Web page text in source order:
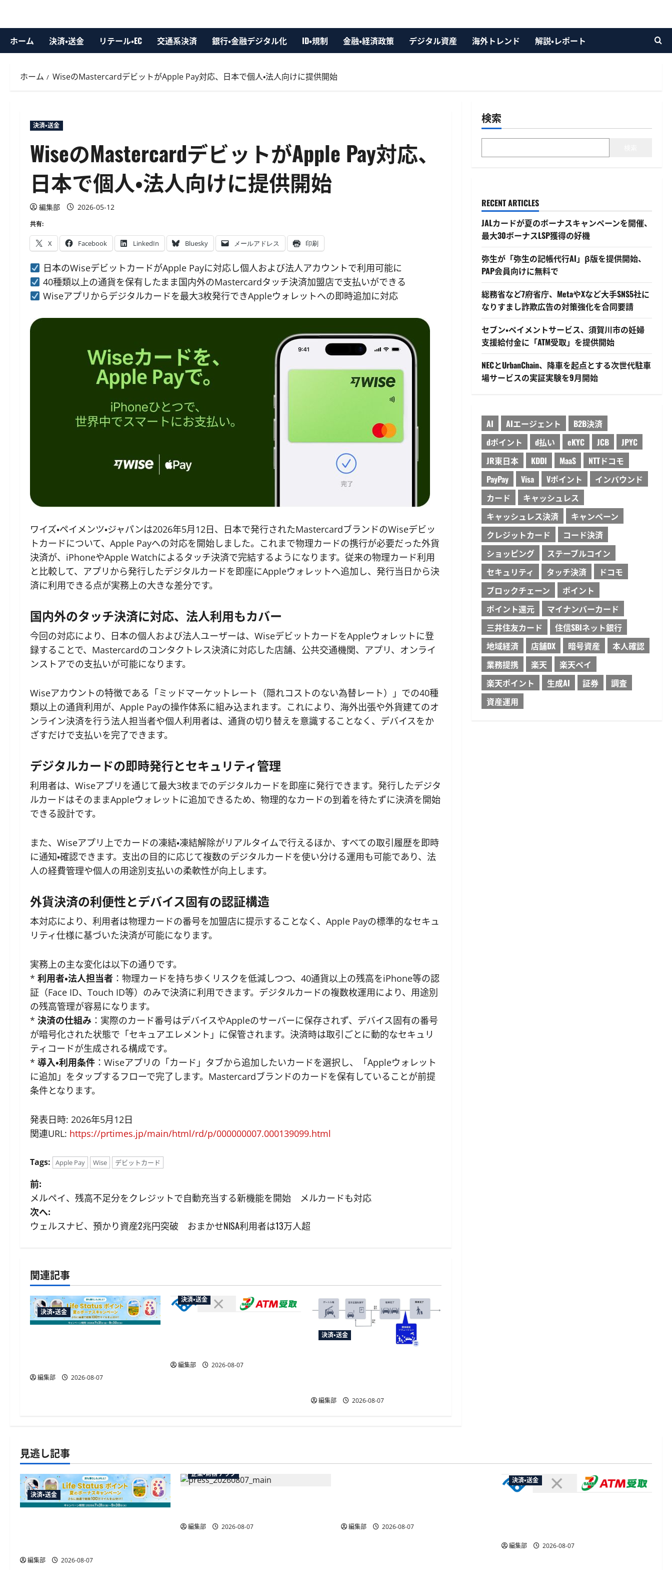
ホーム 決済・送金 リテール・EC 交通系決済 銀行・金融デジタル化 ID・規制 金融・経済政策 デジタル資産 海外トレンド 解説・レポート
ホーム WiseのMastercardデビットがApple Pay対応、日本で個人・法人向けに提供開始
決済・送金
WiseのMastercardデビットがApple Pay対応、
日本で個人・法人向けに提供開始
編集部 2026-05-12
共有:
X Facebook LinkedIn Bluesky メールアドレス 印刷
日本のWiseデビットカードがApple Payに対応し個人および法人アカウントで利用可能に
40種類以上の通貨を保有したまま国内外のMastercardタッチ決済加盟店で支払いができる
Wiseアプリからデジタルカードを最大3枚発行できAppleウォレットへの即時追加に対応
ワイズ・ペイメンツ・ジャパンは2026年5月12日、日本で発行されたMastercardブランドのWiseデビッ
トカードについて、Apple Payへの対応を開始しました。これまで物理カードの携行が必要だった外貨
決済が、iPhoneやApple Watchによるタッチ決済で完結するようになります。従来の物理カード利用
と比較して、アプリから発行したデジタルカードを即座にAppleウォレットへ追加し、発行当日から決
済に利用できる点が実務上の大きな差分です。
国内外のタッチ決済に対応、法人利用もカバー
今回の対応により、日本の個人および法人ユーザーは、WiseデビットカードをAppleウォレットに登
録することで、Mastercardのコンタクトレス決済に対応した店舗、公共交通機関、アプリ、オンライ
ンストアでの支払いが可能になります。
Wiseアカウントの特徴である「ミッドマーケットレート（隠れコストのない為替レート）」での40種
類以上の通貨利用が、Apple Payの操作体系に組み込まれます。これにより、海外出張や外貨建てのオ
ンライン決済を行う法人担当者や個人利用者は、通貨の切り替えを意識することなく、デバイスをか
ざすだけで支払いを完了できます。
デジタルカードの即時発行とセキュリティ管理
利用者は、Wiseアプリを通じて最大3枚までのデジタルカードを即座に発行できます。発行したデジタ
ルカードはそのままAppleウォレットに追加できるため、物理的なカードの到着を待たずに決済を開始
できる設計です。
また、Wiseアプリ上でカードの凍結・凍結解除がリアルタイムで行えるほか、すべての取引履歴を即時
に通知・確認できます。支出の目的に応じて複数のデジタルカードを使い分ける運用も可能であり、法
人の経費管理や個人の用途別支払いの柔軟性が向上します。
外貨決済の利便性とデバイス固有の認証構造
本対応により、利用者は物理カードの番号を加盟店に提示することなく、Apple Payの標準的なセキュ
リティ仕様に基づいた決済が可能になります。
実務上の主な変化は以下の通りです。
* 利用者・法人担当者 ：物理カードを持ち歩くリスクを低減しつつ、40通貨以上の残高をiPhone等の認
証（Face ID、Touch ID等）のみで決済に利用できます。デジタルカードの複数枚運用により、用途別
の残高管理が容易になります。
* 決済の仕組み ：実際のカード番号はデバイスやAppleのサーバーに保存されず、デバイス固有の番号
が暗号化された状態で「セキュアエレメント」に保管されます。決済時は取引ごとに動的なセキュリ
ティコードが生成される構成です。
* 導入・利用条件 ：Wiseアプリの「カード」タブから追加したいカードを選択し、「Appleウォレット
に追加」をタップするフローで完了します。Mastercardブランドのカードを保有していることが前提
条件となります。
発表日時: 2026年5月12日
関連URL: https://prtimes.jp/main/html/rd/p/000000007.000139099.html
Tags: Apple Pay Wise デビットカード
投
稿
ナ
ゲ
ー
シ
前:
メルペイ、残高不足分をクレジットで自動充当する新機能を開始 メルカードも対応
次へ:
ウェルスナビ、預かり資産2兆円突破 おまかせNISA利用者は13万人超
関連記事
決済・送金
編集部 2026-08-07
決済・送金
編集部 2026-08-07
決済・送金
編集部 2026-08-07
検索
RECENT ARTICLES
JALカードが夏のボーナスキャンペーンを開催、
最大30ボーナスLSP獲得の好機
弥生が「弥生の記帳代行AI」β版を提供開始、
PAP会員向けに無料で
総務省など7府省庁、MetaやXなど大手SNS5社に
なりすまし詐欺広告の対策強化を合同要請
セブン・ペイメントサービス、須賀川市の妊婦
支援給付金に「ATM受取」を提供開始
NECとUrbanChain、降車を起点とする次世代駐車
場サービスの実証実験を9月開始
AI AIエージェント
B2B決済
dポイント
d払い eKYC JCB
JPYC
JR東日本
KDDI MaaS
NTTドコモ
PayPay
Visa Vポイント
インバウンド
カード
キャッシュレス
キャッシュレス決済
キャンペーン
クレジットカード
コード決済
ショッピング
ステーブルコイン
セキュリティ
タッチ決済
ドコモ
ブロックチェーン
ポイント
ポイント還元
マイナンバーカード
三井住友カード
住信SBIネット銀行
地域経済
店舗DX 暗号資産
本人確認
業務提携
楽天
楽天ペイ
楽天ポイント
生成AI 証券
調査
資産運用
見逃し記事
決済・送金
編集部 2026-08-07
企業・財務テック
編集部 2026-08-07 編集部 2026-08-07
決済・送金
編集部 2026-08-07